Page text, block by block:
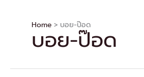
Home บอย-ป๊อด
บอย-ป๊อด